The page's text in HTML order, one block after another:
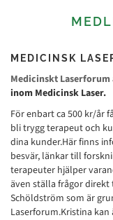
MEDICINSK
Medicinskt Laserforum
inom Medicinsk Laser.
För enbart ca 500 kr/år
bli trygg terapeut och
dina kunder.Här finns
besvär, länkar till
terapeuter hjälper
även ställa frågor
Schöldström som är
Laserforum.Kristina kan